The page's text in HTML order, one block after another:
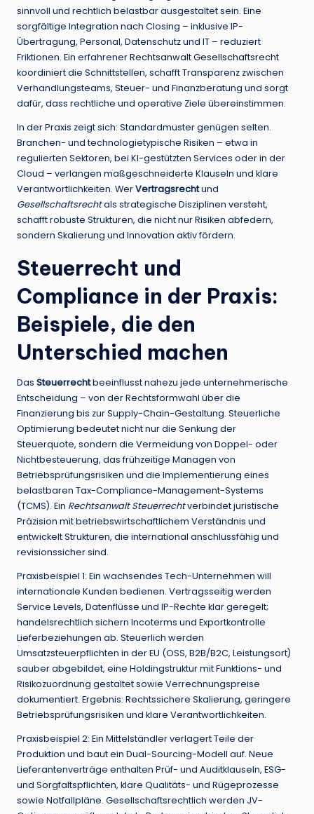
sinnvoll und rechtlich belastbar ausgestaltet sein. Eine
sorgfältige Integration nach Closing – inklusive IP-
Übertragung, Personal, Datenschutz und IT – reduziert
Friktionen. Ein erfahrenerRechtsanwalt Gesellschaftsrecht
koordiniert die Schnittstellen, schafft Transparenz zwischen
Verhandlungsteams, Steuer- und Finanzberatung und sorgt
dafür, dass rechtliche und operative Ziele übereinstimmen.
In der Praxis zeigt sich: Standardmuster genügen selten.
Branchen- und technologietypische Risiken – etwa in
regulierten Sektoren, bei KI-gestützten Services oder in der
Cloud – verlangen maßgeschneiderte Klauseln und klare
Verantwortlichkeiten. WerVertragsrechtund
Gesellschaftsrechtals strategische Disziplinen versteht,
schafft robuste Strukturen, die nicht nur Risiken abfedern,
sondern Skalierung und Innovation aktiv fördern.
Steuerrecht und
Compliance in der Praxis:
Beispiele, die den
Unterschied machen
Das Steuerrechtbeeinflusst nahezu jede unternehmerische
Entscheidung – von der Rechtsformwahl über die
Finanzierung bis zur Supply-Chain-Gestaltung. Steuerliche
Optimierung bedeutet nicht nur die Senkung der
Steuerquote, sondern die Vermeidung von Doppel- oder
Nichtbesteuerung, das frühzeitige Managen von
Betriebsprüfungsrisiken und die Implementierung eines
belastbaren Tax-Compliance-Management-Systems
(TCMS). Ein Rechtsanwalt Steuerrechtverbindet juristische
Präzision mit betriebswirtschaftlichem Verständnis und
entwickelt Strukturen, die international anschlussfähig und
revisionssicher sind.
Praxisbeispiel 1: Ein wachsendes Tech-Unternehmen will
internationale Kunden bedienen. Vertragsseitig werden
Service Levels, Datenflüsse und IP-Rechte klar geregelt;
handelsrechtlich sichern Incoterms und Exportkontrolle
Lieferbeziehungen ab. Steuerlich werden
Umsatzsteuerpflichten in der EU (OSS, B2B/B2C, Leistungsort)
sauber abgebildet, eine Holdingstruktur mit Funktions- und
Risikozuordnung gestaltet sowie Verrechnungspreise
dokumentiert. Ergebnis: Rechtssichere Skalierung, geringere
Betriebsprüfungsrisiken und klare Verantwortlichkeiten.
Praxisbeispiel 2: Ein Mittelständler verlagert Teile der
Produktion und baut ein Dual-Sourcing-Modell auf. Neue
Lieferantenverträge enthalten Prüf- und Auditklauseln, ESG-
und Sorgfaltspflichten, klare Qualitäts- und Rügeprozesse
sowie Notfallpläne. Gesellschaftsrechtlich werden JV-